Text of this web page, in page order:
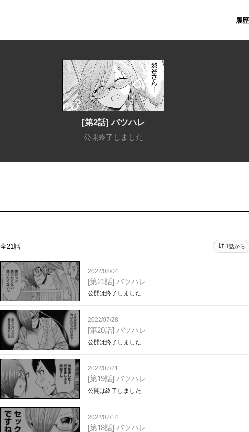
履歴
[第2話] バツハレ
公開終了しました
全21話 1話から
2022/08/04
[第21話] バツハレ
公開は終了しました
2022/07/28
[第20話] バツハレ
公開は終了しました
2022/07/21
[第19話] バツハレ
公開は終了しました
2022/07/14
[第18話] バツハレ